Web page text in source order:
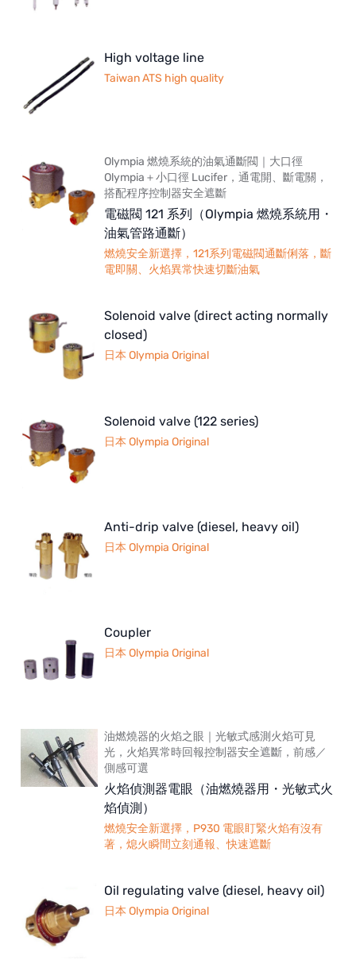
domestic
KATO
JACOBI
ETATRON
WAVE CYBER
NIPPON
WL
YAZAKI
RUNXIN
High voltage line
Taiwan ATS high quality
Olympia 燃燒系統的油氣通斷閥｜大口徑
Olympia＋小口徑 Lucifer，通電開、斷電關，
搭配程序控制器安全遮斷
電磁閥 121 系列（Olympia 燃燒系統用・
油氣管路通斷）
燃燒安全新選擇，121系列電磁閥通斷俐落，斷
電即關、火焰異常快速切斷油氣
Solenoid valve (direct acting normally
closed)
日本 Olympia Original
Solenoid valve (122 series)
日本 Olympia Original
Anti-drip valve (diesel, heavy oil)
日本 Olympia Original
Coupler
日本 Olympia Original
油燃燒器的火焰之眼｜光敏式感測火焰可見
光，火焰異常時回報控制器安全遮斷，前感／
側感可選
火焰偵測器電眼（油燃燒器用・光敏式火
焰偵測）
燃燒安全新選擇，P930 電眼盯緊火焰有沒有
著，熄火瞬間立刻通報、快速遮斷
Oil regulating valve (diesel, heavy oil)
日本 Olympia Original